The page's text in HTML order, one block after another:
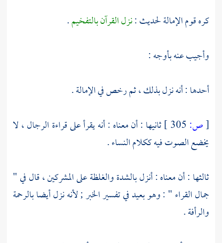
كره قوم الإمالة لحديث :نزل القرآن بالتفخيم.
وأجيب عنه بأوجه :
أحدها : أنه نزل بذلك ، ثم رخص في الإمالة .
[ص:
ثانيها : أن معناه : أنه يقرأ على قراءة الرجال ، لا
يخضع الصوت فيه ككلام النساء .
ثالثها : أن معناه : أنزل بالشدة والغلظة على المشركين ، قال في "
جمال القراء " : وهو بعيد في تفسير الخبر ; لأنه نزل أيضا بالرحمة
والرأفة .